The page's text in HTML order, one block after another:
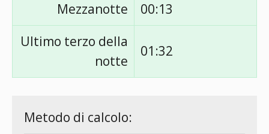
Mezzanotte
00:13
Ultimo terzo della
notte
01:32
Metodo di calcolo: